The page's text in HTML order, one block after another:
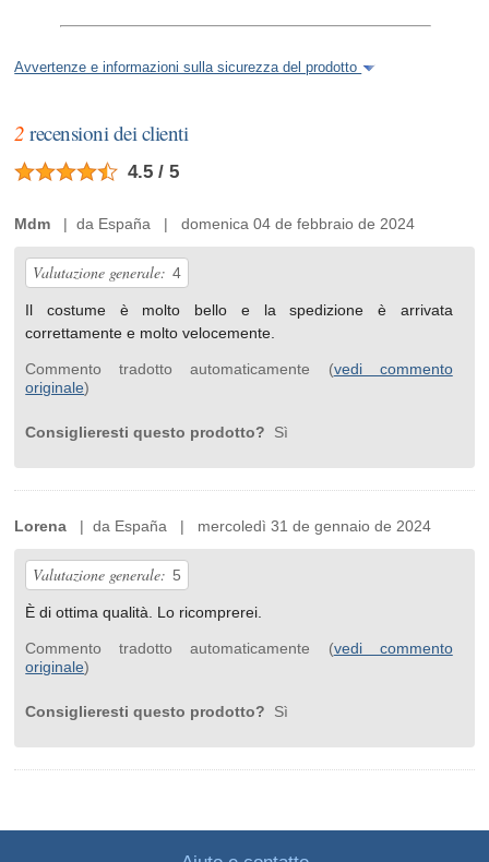
Avvertenze e informazioni sulla sicurezza del prodotto
2 recensioni dei clienti
4.5 / 5
Mdm | da España | domenica 04 de febbraio de 2024
Valutazione generale: 4
Il costume è molto bello e la spedizione è arrivata
correttamente e molto velocemente.
Commento tradotto automaticamente (vedi commento
originale)
Consiglieresti questo prodotto? Sì
Lorena | da España | mercoledì 31 de gennaio de 2024
Valutazione generale: 5
È di ottima qualità. Lo ricomprerei.
Commento tradotto automaticamente (vedi commento
originale)
Consiglieresti questo prodotto? Sì